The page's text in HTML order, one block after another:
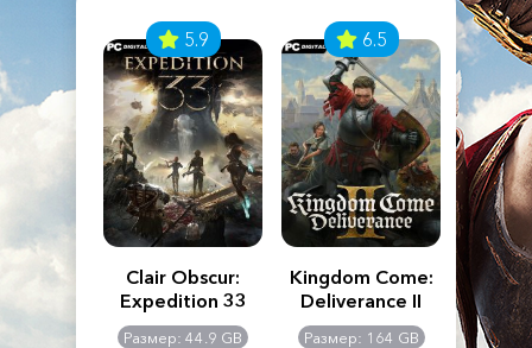
Creed
5.9
Clair Obscur:
Expedition 33
Размер: 44.9 GB
6.5
Kingdom Come:
Deliverance II
Размер: 164 GB
The